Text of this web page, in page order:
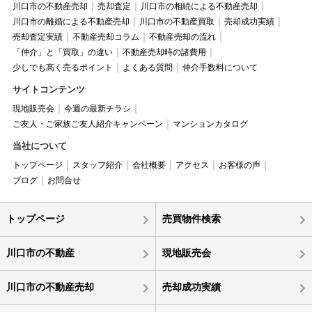
川口市の不動産売却 売却査定
川口市の相続による不動産売却
川口市の離婚による不動産売却
川口市の不動産買取
売却成功実績
売却査定実績
不動産売却コラム
不動産売却の流れ
「仲介」と「買取」の違い
不動産売却時の諸費用
少しでも高く売るポイント
よくある質問 仲介手数料について
サイトコンテンツ
現地販売会
今週の最新チラシ
ご友人・ご家族ご友人紹介キャンペーン
マンションカタログ
当社について
トップページ スタッフ紹介 会社概要 アクセス
お客様の声
ブログ
お問合せ
トップページ 売買物件検索
川口市の不動産 現地販売会
川口市の不動産売却 売却成功実績